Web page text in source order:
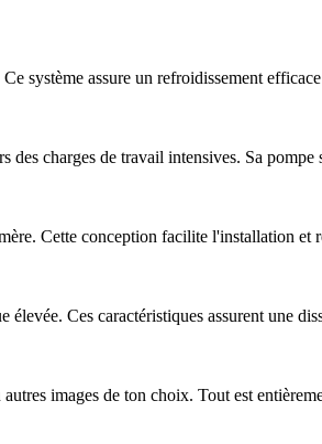
Ce système assure un refroidissement
charges de travail intensives. Sa
Cette conception facilite l'installation
Ces caractéristiques assurent une
images de ton choix. Tout est